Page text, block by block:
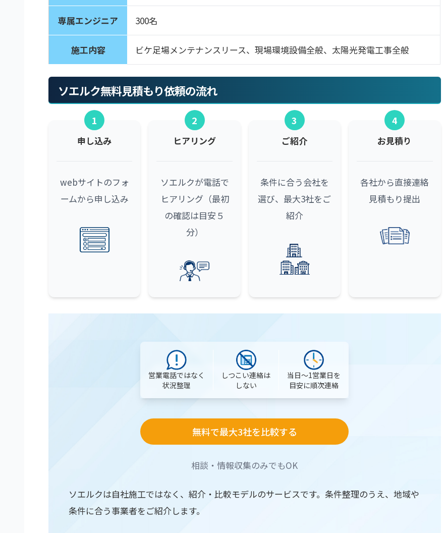
専属エンジニア 300名
施工内容 ビケ足場メンテナンスリース、現場環境設備全般、太陽光発電工事全般
ソエルク無料見積もり依頼の流れ
1
申し込み
webサイトのフォ
ームから申し込み
2
ヒアリング
ソエルクが電話で
ヒアリング（最初
の確認は目安５
分）
3
ご紹介
条件に合う会社を
選び、最大3社をご
紹介
4
お見積り
各社から直接連絡
見積もり提出
営業電話ではなく
状況整理
しつこい連絡は
しない
当日〜1営業日を
目安に順次連絡
無料で最大3社を比較する
相談・情報収集のみでもOK
ソエルクは自社施工ではなく、紹介・比較モデルのサービスです。条件整理のうえ、地域や
条件に合う事業者をご紹介します。